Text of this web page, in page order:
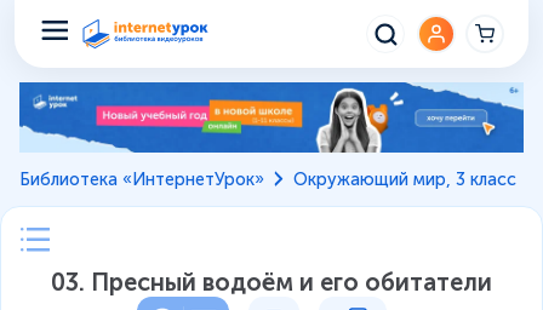
Библиотека «ИнтернетУрок» Окружающий мир, 3 класс
03. Пресный водоём и его обитатели